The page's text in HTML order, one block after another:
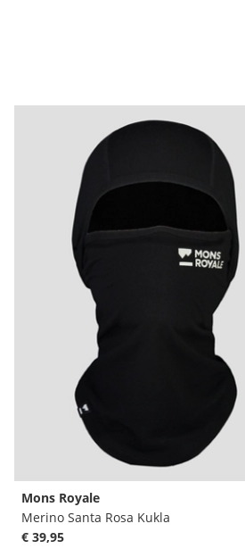
Mons Royale
Merino Santa Rosa Kukla
€ 39,95